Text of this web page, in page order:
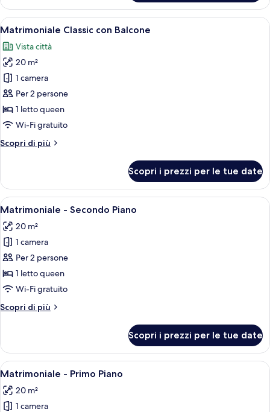
con
Balcone
Secondo
Apri
tutte
le
foto
per
Matrimoniale
Classic
con
Balcone
Un letto rifatto con lenzuola e
6
Matrimoniale Classic con Balcone
Vista città
20 m²
1 camera
Per 2 persone
1 letto queen
Wi-Fi gratuito
Scopri di più
Altri
Classic
con
Balcone
Scopri i prezzi per le tue date
Apri
tutte
le
foto
per
Matrimoniale
-
Piano
Un letto rifatto con lenzuola e
4
Matrimoniale - Secondo Piano
20 m²
1 camera
Per 2 persone
1 letto queen
Wi-Fi gratuito
Scopri di più
Altri
-
Secondo
Piano
Scopri i prezzi per le tue date
Apri
tutte
le
foto
Una camera da letto con un letto
4
Matrimoniale - Primo Piano
20 m²
1 camera